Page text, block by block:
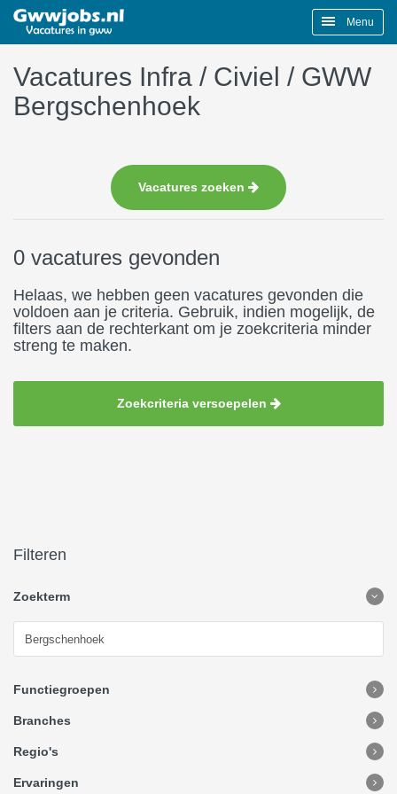
Menu
Vacatures Infra / Civiel / GWW
Bergschenhoek
Vacatures zoeken
0 vacatures gevonden
Helaas, we hebben geen vacatures gevonden die
voldoen aan je criteria. Gebruik, indien mogelijk, de
filters aan de rechterkant om je zoekcriteria minder
streng te maken.
Zoekcriteria versoepelen
Filteren
Zoekterm
Functiegroepen
Branches
Regio's
Ervaringen